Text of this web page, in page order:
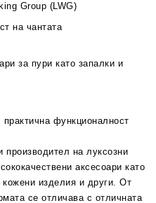
Group (LWG)
на чантата
за пури като запалки и
функционалност
на луксозни
аксесоари като
кожени изделия и други. От
се отличава с отличната